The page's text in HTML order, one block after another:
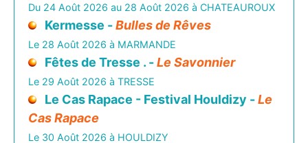
Du 24 Août 2026 au 28 Août 2026 à CHATEAUROUX
Kermesse -Bulles de Rêves
Le 28 Août 2026 à MARMANDE
Fêtes de Tresse . -Le Savonnier
Le 29 Août 2026 à TRESSE
Le Cas Rapace - Festival Houldizy -Le
Cas Rapace
Le 30 Août 2026 à HOULDIZY